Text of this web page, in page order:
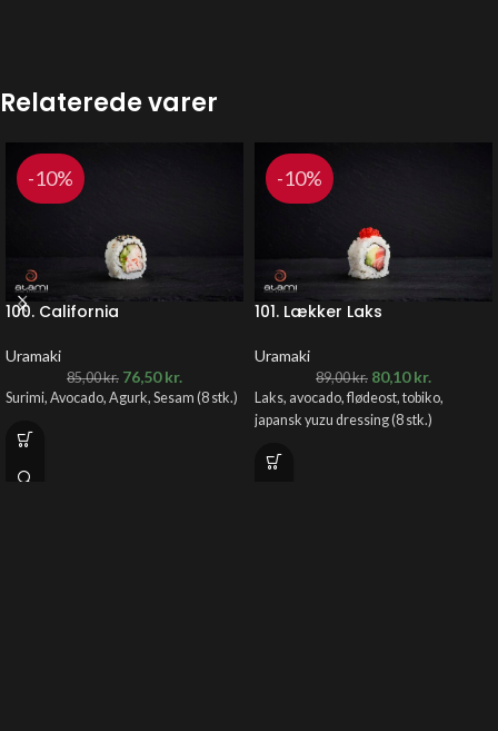
Relaterede varer
-10%
100. California
Uramaki
85,00kr. 76,50kr.
Surimi, Avocado, Agurk, Sesam (8 stk.)
-10%
101. Lækker Laks
Uramaki
89,00kr. 80,10kr.
Laks, avocado, flødeost, tobiko,
japansk yuzu dressing (8 stk.)